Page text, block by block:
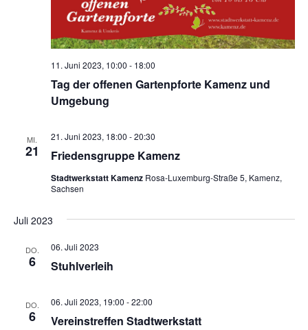
Tag der offenen Gartenpforte Kamenz und
Umgebung
11. Juni 2023, 10:00 - 18:00
MI.
21 Friedensgruppe Kamenz
21. Juni 2023, 18:00 -20:30
Stadtwerkstatt Kamenz Rosa-Luxemburg-Straße 5, Kamenz,
Sachsen
Juli 2023
DO.
6 Stuhlverleih
06. Juli 2023
DO.
6 Vereinstreffen Stadtwerkstatt
06. Juli 2023, 19:00 -22:00